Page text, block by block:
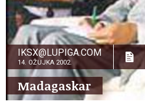
IKSX@LUPIGA.COM
14. OŽUJKA 2002.
Madagaskar